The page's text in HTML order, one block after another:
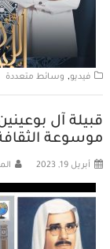
فيديو, وسائط متعددة
قبيلة آل
موسوعة
أبريل 19, 2023